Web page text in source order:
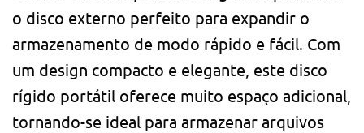
o disco externo perfeito para expandir o
armazenamento de modo rápido e fácil. Com
um design compacto e elegante, este disco
rígido portátil oferece muito espaço adicional,
tornando-se ideal para armazenar arquivos